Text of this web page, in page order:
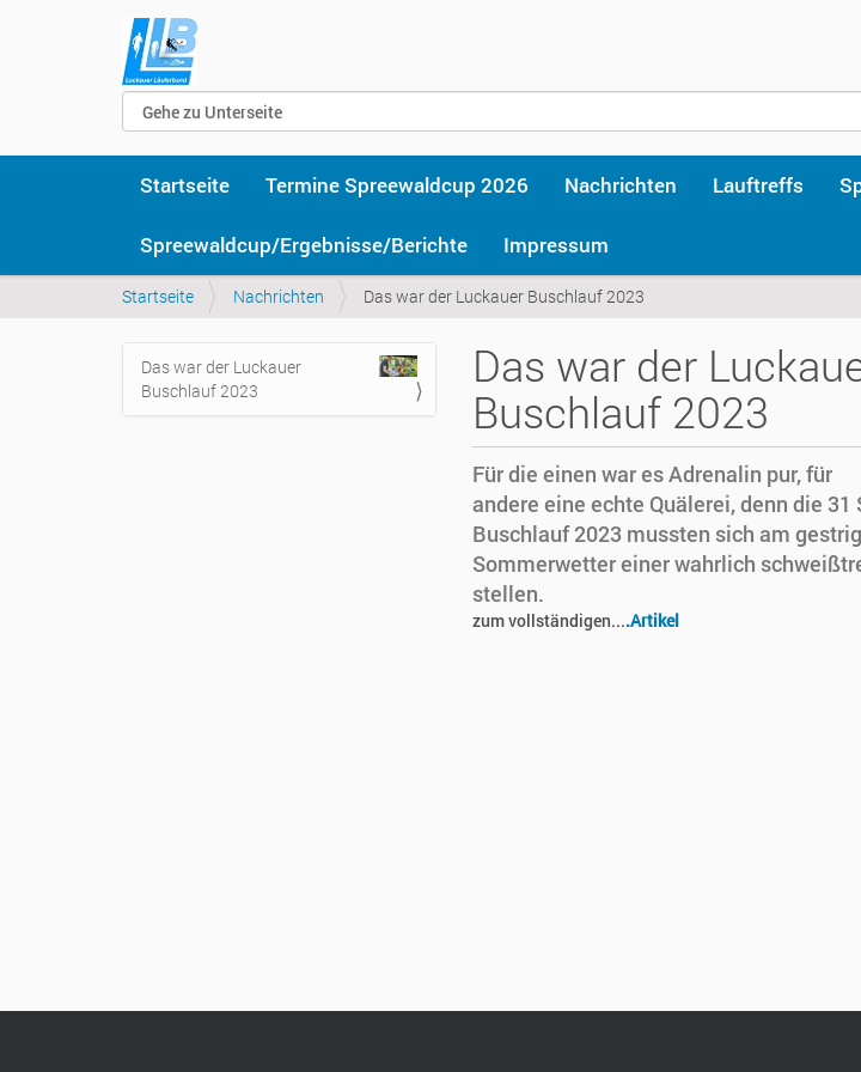
Startseite Termine Spreewaldcup 2026 Nachrichten Lauftreffs
Spreewaldcup/Ergebnisse/Berichte Impressum
Sie
hier
Startseite Nachrichten Das war der Luckauer Buschlauf 2023
Navigation
Das war der Luckauer
Buschlauf 2023
Das war der
Buschlauf 2023
Für die einen war es Adrenalin pur, für
andere eine echte Quälerei, denn die
Buschlauf 2023 mussten sich am
Sommerwetter einer wahrlich
stellen.
zum vollständigen....Artikel